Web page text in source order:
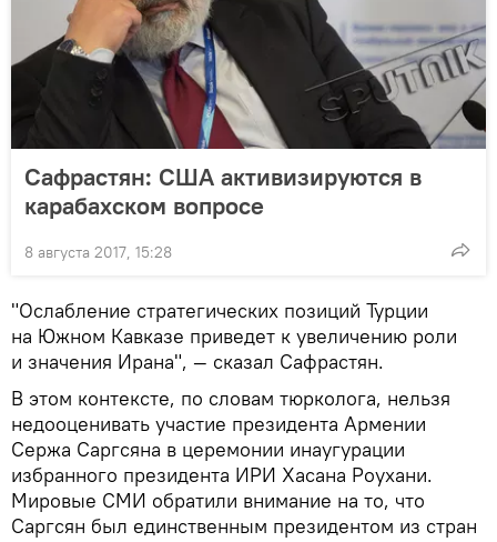
Сафрастян: США активизируются в
карабахском вопросе
8 августа 2017, 15:28
"Ослабление стратегических позиций Турции
на Южном Кавказе приведет к увеличению роли
и значения Ирана", — сказал Сафрастян.
В этом контексте, по словам тюрколога, нельзя
недооценивать участие президента Армении
Сержа Саргсяна в церемонии инаугурации
избранного президента ИРИ Хасана Роухани.
Мировые СМИ обратили внимание на то, что
Саргсян был единственным президентом из стран